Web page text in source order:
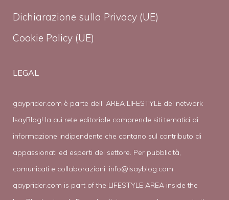
Dichiarazione sulla Privacy (UE)
Cookie Policy (UE)
LEGAL
gayprider.com è parte dell' AREA LIFESTYLE del network
IsayBlog! la cui rete editoriale comprende siti tematici di
informazione indipendente che contano sul contributo di
appassionati ed esperti del settore. Per pubblicità,
comunicati e collaborazioni: info@isayblog.com
gayprider.com is part of the LIFESTYLE AREA inside the